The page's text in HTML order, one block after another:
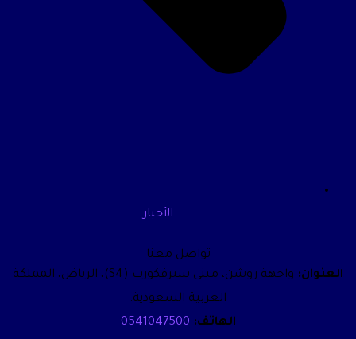
الأخبار
تواصل معنا
العنوان:
واجهة روشن، مبنى سيرفكورب (S4)، الرياض، المملكة
العربية السعودية.
الهاتف: 0541047500